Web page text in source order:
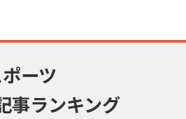
ーツ
事ランキング